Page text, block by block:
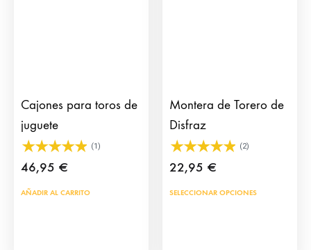
página
producto
Cajones para toros de
juguete
(1)
46,95 €
AÑADIR AL CARRITO
Montera de Torero de
Disfraz
(2)
22,95 €
SELECCIONAR OPCIONES